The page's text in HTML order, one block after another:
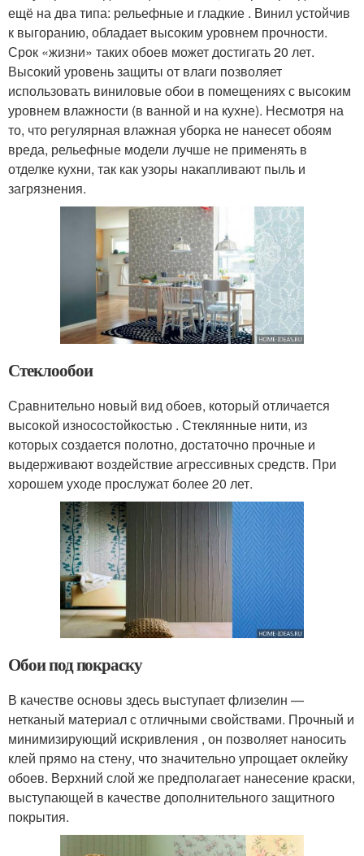
ещё на два типа: рельефные и гладкие . Винил устойчив
к выгоранию, обладает высоким уровнем прочности.
Срок «жизни» таких обоев может достигать 20 лет.
Высокий уровень защиты от влаги позволяет
использовать виниловые обои в помещениях с высоким
уровнем влажности (в ванной и на кухне). Несмотря на
то, что регулярная влажная уборка не нанесет обоям
вреда, рельефные модели лучше не применять в
отделке кухни, так как узоры накапливают пыль и
загрязнения.
Стеклообои
Сравнительно новый вид обоев, который отличается
высокой износостойкостью . Стеклянные нити, из
которых создается полотно, достаточно прочные и
выдерживают воздействие агрессивных средств. При
хорошем уходе прослужат более 20 лет.
Обои под покраску
В качестве основы здесь выступает флизелин —
нетканый материал с отличными свойствами. Прочный и
минимизирующий искривления , он позволяет наносить
клей прямо на стену, что значительно упрощает оклейку
обоев. Верхний слой же предполагает нанесение краски,
выступающей в качестве дополнительного защитного
покрытия.